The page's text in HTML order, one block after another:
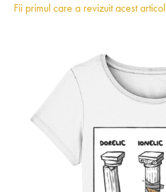
Fii primul care a revizuit acest articol